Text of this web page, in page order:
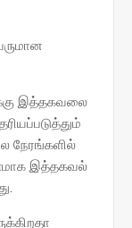
இத்தகவலை
நேரங்களில்
இத்தகவல்